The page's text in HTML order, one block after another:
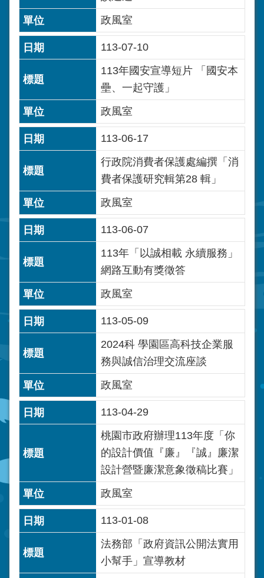
政風室
113-07-10
113年國安宣導短片 「國安本
壘、一起守護」
政風室
113-06-17
行政院消費者保護處編撰「消
費者保護研究輯第28 輯」
政風室
113-06-07
113年「以誠相載 永續服務」
網路互動有獎徵答
政風室
113-05-09
2024科 學園區高科技企業服
務與誠信治理交流座談
政風室
113-04-29
桃園市政府辦理113年度「你
的設計價值『廉』『誠』廉潔
設計營暨廉潔意象徵稿比賽」
政風室
113-01-08
法務部「政府資訊公開法實用
小幫手」宣導教材